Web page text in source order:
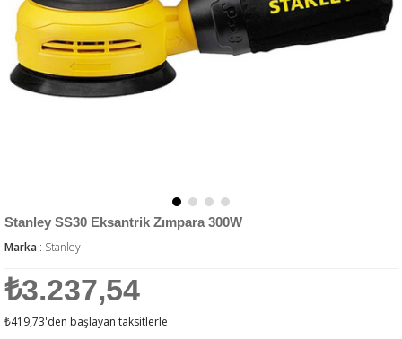
Stanley SS30 Eksantrik Zımpara 300W
Marka : Stanley
₺3.237,54
₺419,73'den başlayan taksitlerle